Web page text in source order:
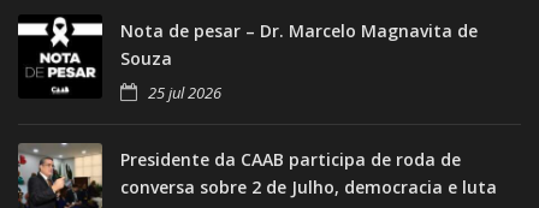
Nota de pesar – Dr. Marcelo Magnavita de
Souza
25 jul 2026
Presidente da CAAB participa de roda de
conversa sobre 2 de Julho, democracia e luta